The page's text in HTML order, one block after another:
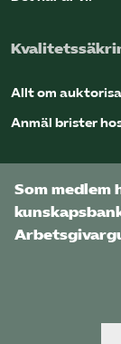
Allt om
Anmäl brister
Som